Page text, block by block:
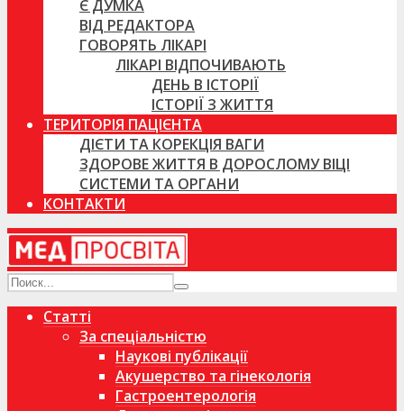
Є ДУМКА
ВІД РЕДАКТОРА
ГОВОРЯТЬ ЛІКАРІ
ЛІКАРІ ВІДПОЧИВАЮТЬ
ДЕНЬ В ІСТОРІЇ
ІСТОРІЇ З ЖИТТЯ
ТЕРИТОРІЯ ПАЦІЄНТА
ДІЄТИ ТА КОРЕКЦІЯ ВАГИ
ЗДОРОВЕ ЖИТТЯ В ДОРОСЛОМУ ВІЦІ
СИСТЕМИ ТА ОРГАНИ
КОНТАКТИ
Статті
За спеціальністю
Наукові публікації
Акушерство та гінекологія
Гастроентерологія